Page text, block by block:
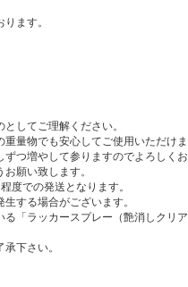
ます。
してご理解ください。
量物でも安心してご使用いただけま
つ増やして参りますのでよろしく
願い致します。
度での発送となります。
する場合がございます。
「ラッカースプレー（艶消しクリ
下さい。